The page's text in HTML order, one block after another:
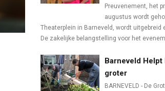
Preuvenement, het
augustus wordt
Theaterplein in Barneveld, wordt uitgebreid
De zakelijke belangstelling voor het
Barneveld
groter
BARNEVELD - De